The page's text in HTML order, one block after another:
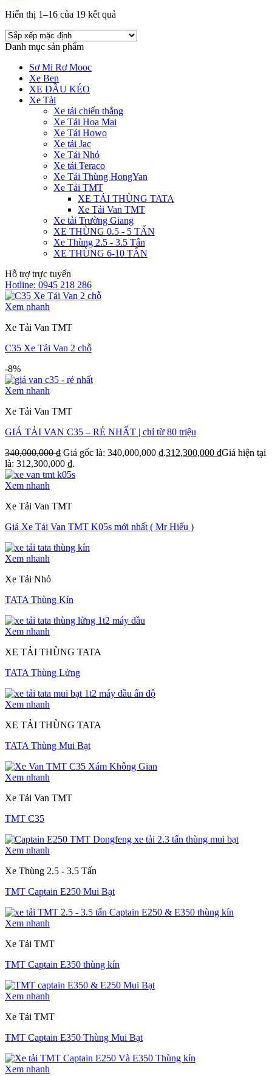
Hiển thị 1–16 của 19 kết quả
Danh mục sản phẩm
Sơ Mi Rơ Mooc
Xe Ben
XE ĐẦU KÉO
Xe Tải
Xe tải chiến thắng
Xe Tải Hoa Mai
Xe Tải Howo
Xe tải Jac
Xe Tải Nhỏ
Xe tải Teraco
Xe Tải Thùng HongYan
Xe Tải TMT
XE TẢI THÙNG TATA
Xe Tải Van TMT
Xe tải Trường Giang
XE THÙNG 0.5 - 5 TẤN
Xe Thùng 2.5 - 3.5 Tấn
XE THÙNG 6-10 TẤN
Hỗ trợ trực tuyến
Hotline: 0945 218 286
Xem nhanh
Xe Tải Van TMT
C35 Xe Tải Van 2 chỗ
-8%
Xem nhanh
Xe Tải Van TMT
GIÁ TẢI VAN C35 – RẺ NHẤT | chỉ từ 80 triệu
340,000,000₫ Giá gốc là: 340,000,000 ₫.312,300,000 ₫Giá hiện tại
là: 312,300,000 ₫.
Xem nhanh
Xe Tải Van TMT
Giá Xe Tải Van TMT K05s mới nhất ( Mr Hiếu )
Xem nhanh
Xe Tải Nhỏ
TATA Thùng Kín
Xem nhanh
XE TẢI THÙNG TATA
TATA Thùng Lửng
Xem nhanh
XE TẢI THÙNG TATA
TATA Thùng Mui Bạt
Xem nhanh
Xe Tải Van TMT
TMT C35
Xem nhanh
Xe Thùng 2.5 - 3.5 Tấn
TMT Captain E250 Mui Bạt
Xem nhanh
Xe Tải TMT
TMT Captain E350 thùng kín
Xem nhanh
Xe Tải TMT
TMT Captain E350 Thùng Mui Bạt
Xem nhanh